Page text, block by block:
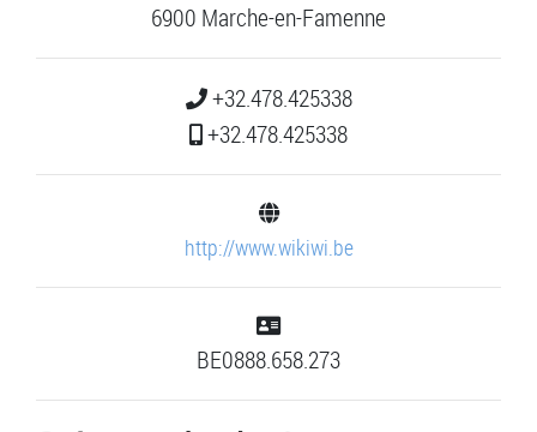
6900 Marche-en-Famenne
+32.478.425338
+32.478.425338
http://www.wikiwi.be
BE0888.658.273